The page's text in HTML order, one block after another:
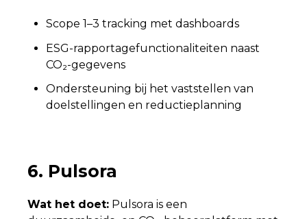
Scope 1–3 tracking met dashboards
ESG-rapportagefunctionaliteiten naast
CO₂-gegevens
Ondersteuning bij het vaststellen van
doelstellingen en reductieplanning
6. Pulsora
Wat het doet: Pulsora is een